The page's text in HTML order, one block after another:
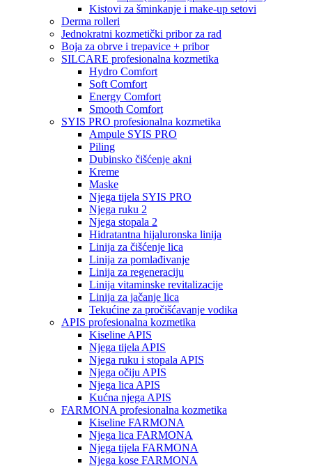
Kistovi za šminkanje i make-up setovi
Derma rolleri
Jednokratni kozmetički pribor za rad
Boja za obrve i trepavice + pribor
SILCARE profesionalna kozmetika
Hydro Comfort
Soft Comfort
Energy Comfort
Smooth Comfort
SYIS PRO profesionalna kozmetika
Ampule SYIS PRO
Piling
Dubinsko čišćenje akni
Kreme
Maske
Njega tijela SYIS PRO
Njega ruku 2
Njega stopala 2
Hidratantna hijaluronska linija
Linija za čišćenje lica
Linija za pomlađivanje
Linija za regeneraciju
Linija vitaminske revitalizacije
Linija za jačanje lica
Tekućine za pročišćavanje vodika
APIS profesionalna kozmetika
Kiseline APIS
Njega tijela APIS
Njega ruku i stopala APIS
Njega očiju APIS
Njega lica APIS
Kućna njega APIS
FARMONA profesionalna kozmetika
Kiseline FARMONA
Njega lica FARMONA
Njega tijela FARMONA
Njega kose FARMONA